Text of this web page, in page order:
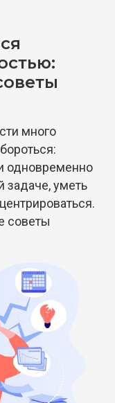
много
одновременно
задаче, уметь
советы